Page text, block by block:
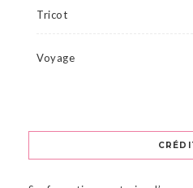
Tricot
Voyage